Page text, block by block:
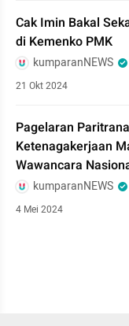
Cak Imin Bakal
di Kemenko PMK
kumparanNEWS
21 Okt 2024
Pagelaran
Ketenagakerjaan
Wawancara
kumparanNEWS
4 Mei 2024